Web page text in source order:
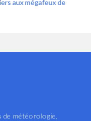
aux mégafeux de
météorologie,